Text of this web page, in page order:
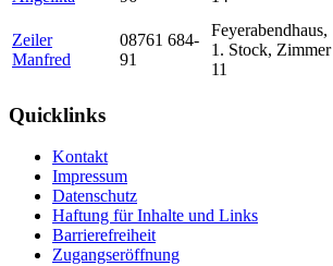
Zeiler
Manfred
08761 684-
91
Feyerabendhaus,
1. Stock, Zimmer
11
Quicklinks
Kontakt
Impressum
Datenschutz
Haftung für Inhalte und Links
Barrierefreiheit
Zugangseröffnung